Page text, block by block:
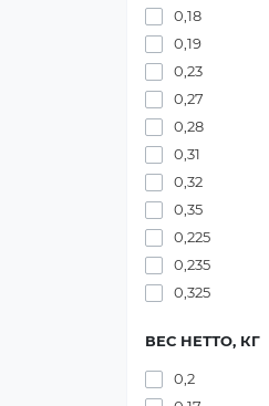
0,18
0,19
0,23
0,27
0,28
0,31
0,32
0,35
0,225
0,235
0,325
ВЕС НЕТТО, КГ
0,2